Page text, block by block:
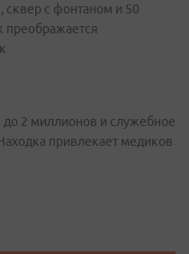
сквер с фонтаном и 50
преображается
2 миллионов и служебное
привлекает медиков